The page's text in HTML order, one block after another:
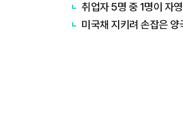
취업자 5명 중 1명이 자
미국채 지키려 손잡은